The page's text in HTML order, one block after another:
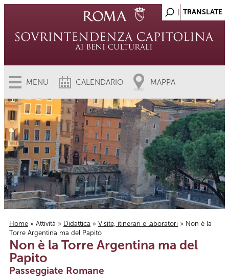
MENU CALENDARIO MAPPA
Tu sei qui
Home » Attività » Didattica » Visite, itinerari e laboratori » Non è la
Torre Argentina ma del Papito
Non è la Torre Argentina ma del
Papito
Passeggiate Romane